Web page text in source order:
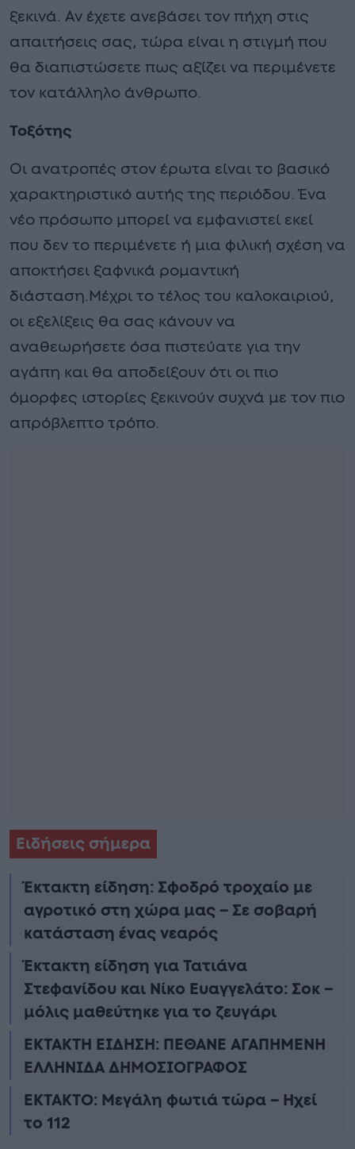
ξεκινά. Αν έχετε ανεβάσει τον πήχη στις
απαιτήσεις σας, τώρα είναι η στιγμή που
θα διαπιστώσετε πως αξίζει να περιμένετε
τον κατάλληλο άνθρωπο.
Τοξότης
Οι ανατροπές στον έρωτα είναι το βασικό
χαρακτηριστικό αυτής της περιόδου. Ένα
νέο πρόσωπο μπορεί να εμφανιστεί εκεί
που δεν το περιμένετε ή μια φιλική σχέση να
αποκτήσει ξαφνικά ρομαντική
διάσταση.Μέχρι το τέλος του καλοκαιριού,
οι εξελίξεις θα σας κάνουν να
αναθεωρήσετε όσα πιστεύατε για την
αγάπη και θα αποδείξουν ότι οι πιο
όμορφες ιστορίες ξεκινούν συχνά με τον πιο
απρόβλεπτο τρόπο.
Ειδήσεις σήμερα
Έκτακτη είδηση: Σφοδρό τροχαίο με
αγροτικό στη χώρα μας – Σε σοβαρή
κατάσταση ένας νεαρός
Έκτακτη είδηση για Τατιάνα
Στεφανίδου και Νίκο Ευαγγελάτο: Σοκ –
μόλις μαθεύτηκε για το ζευγάρι
ΕΚΤΑΚΤΗ ΕΙΔΗΣΗ: ΠΕΘΑΝΕ ΑΓΑΠΗΜΕΝΗ
ΕΛΛΗΝΙΔΑ ΔΗΜΟΣΙΟΓΡΑΦΟΣ
ΕΚΤΑΚΤΟ: Μεγάλη φωτιά τώρα – Ηχεί
το 112